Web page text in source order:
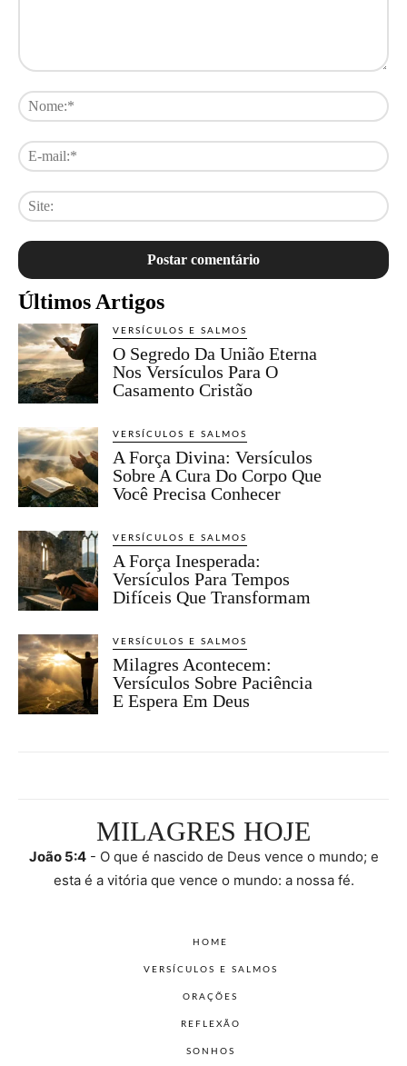
Últimos Artigos
VERSÍCULOS E SALMOS
O Segredo Da União Eterna
Nos Versículos Para O
Casamento Cristão
VERSÍCULOS E SALMOS
A Força Divina: Versículos
Sobre A Cura Do Corpo Que
Você Precisa Conhecer
VERSÍCULOS E SALMOS
A Força Inesperada:
Versículos Para Tempos
Difíceis Que Transformam
VERSÍCULOS E SALMOS
Milagres Acontecem:
Versículos Sobre Paciência
E Espera Em Deus
MILAGRES HOJE
João 5:4- O que é nascido de Deus vence o mundo; e
esta é a vitória que vence o mundo: a nossa fé.
HOME
VERSÍCULOS E SALMOS
ORAÇÕES
REFLEXÃO
SONHOS